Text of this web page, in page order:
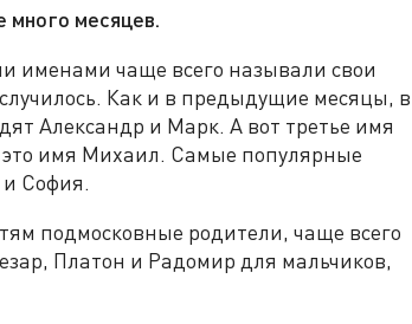
много месяцев.
именами чаще всего называли свои
Как и в предыдущие месяцы, в
Александр и Марк. А вот третье имя
имя Михаил. Самые популярные
и София.
подмосковные родители, чаще всего
Платон и Радомир для мальчиков,